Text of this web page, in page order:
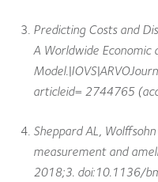
Predicting Costs and
A Worldwide Economic
articleid= 2744765
Sheppard AL,
measurement and
2018;3. doi:10.1136/